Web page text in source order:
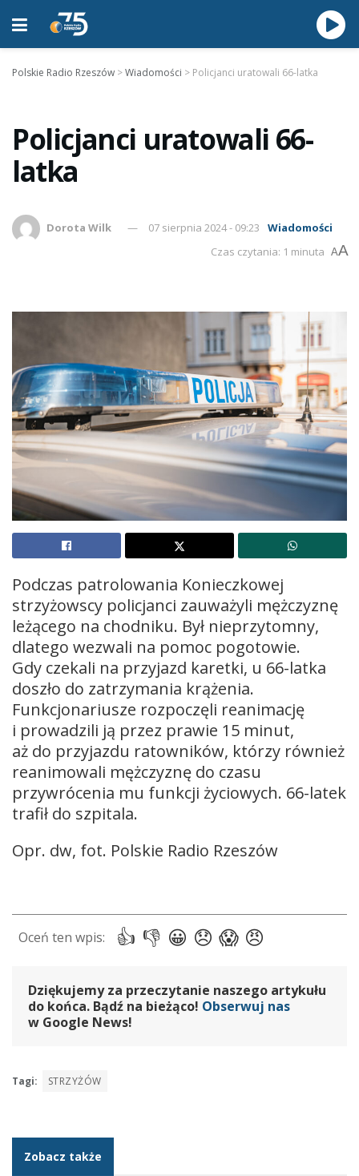
Polskie Radio Rzeszów >Wiadomości > Policjanci uratowali 66-latka
Policjanci uratowali 66-
latka
Dorota Wilk 07 sierpnia 2024 - 09:23
Wiadomości
Czas czytania: 1 minuta AA
Podczas patrolowania Konieczkowej
strzyżowscy policjanci zauważyli mężczyznę
leżącego na chodniku. Był nieprzytomny,
dlatego wezwali na pomoc pogotowie.
Gdy czekali na przyjazd karetki, u 66-latka
doszło do zatrzymania krążenia.
Funkcjonariusze rozpoczęli reanimację
i prowadzili ją przez prawie 15 minut,
aż do przyjazdu ratowników, którzy również
reanimowali mężczyznę do czasu
przywrócenia mu funkcji życiowych. 66-latek
trafił do szpitala.
Opr. dw, fot. Polskie Radio Rzeszów
Dziękujemy za przeczytanie naszego artykułu
do końca. Bądź na bieżąco! Obserwuj nas
w Google News!
Tagi: STRZYŻÓW
Zobacz także